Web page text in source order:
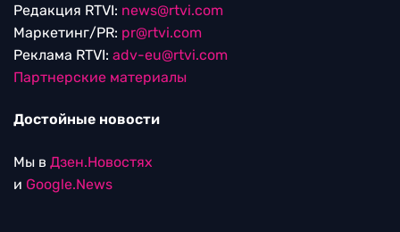
Редакция RTVI: news@rtvi.com
Маркетинг/PR: pr@rtvi.com
Реклама RTVI: adv-eu@rtvi.com
Партнерские материалы
Достойные новости
Мы в Дзен.Новостях
и Google.News